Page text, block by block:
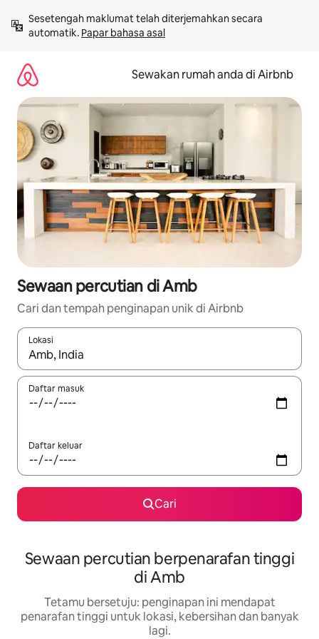
kandungan
Sesetengah maklumat telah diterjemahkan secara
automatik. Papar bahasa asal
Sewakan rumah anda di Airbnb
Sewaan percutian di Amb
Cari dan tempah penginapan unik di Airbnb
Lokasi
Apabila hasil tersedia, navigasi dengan kekunci anak panah
Daftar masuk
Daftar keluar
Cari
Sewaan percutian berpenarafan tinggi
di Amb
Tetamu bersetuju: penginapan ini mendapat
penarafan tinggi untuk lokasi, kebersihan dan banyak
lagi.